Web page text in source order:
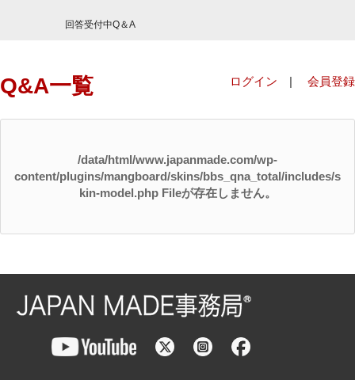
回答受付中Q＆A
Q&A一覧 ログイン | 会員登録
/data/html/www.japanmade.com/wp-
content/plugins/mangboard/skins/bbs_qna_total/includes/s
kin-model.php Fileが存在しません。